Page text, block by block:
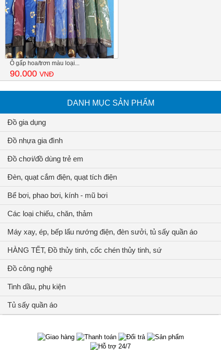
Ô gấp hoa/trơn màu loại...
90.000 VNĐ
DANH MỤC SẢN PHẨM
Đồ gia dụng
Đồ nhựa gia đình
Đồ chơi/đồ dùng trẻ em
Đèn, quạt cắm điện, quạt tích điện
Bể bơi, phao bơi, kính - mũ bơi
Các loại chiếu, chăn, thảm
Máy xay, ép, bếp lẩu nướng điện, đèn sưởi, tủ sấy quần áo
HÀNG TẾT, Đồ thủy tinh, cốc chén thủy tinh, sứ
Đồ công nghệ
Tinh dầu, phụ kiện
Tủ sấy quần áo